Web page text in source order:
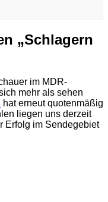
„Schlagern
im MDR-
mehr als sehen
hat erneut quotenmäßig
liegen uns derzeit
Erfolg im Sendegebiet